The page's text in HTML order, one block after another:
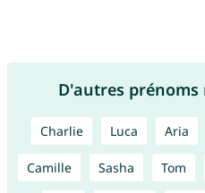
D'autres
Charlie Luca Aria
Camille Sasha Tom